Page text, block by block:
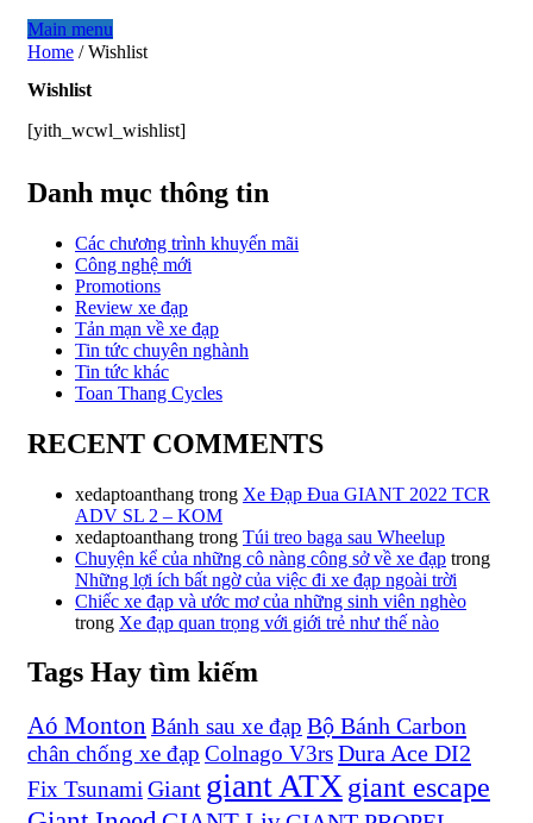
Main menu
Home / Wishlist
Wishlist
[yith_wcwl_wishlist]
Danh mục thông tin
Các chương trình khuyến mãi
Công nghệ mới
Promotions
Review xe đạp
Tản mạn về xe đạp
Tin tức chuyên nghành
Tin tức khác
Toan Thang Cycles
RECENT COMMENTS
xedaptoanthang trong Xe Đạp Đua GIANT 2022 TCR
ADV SL 2 – KOM
xedaptoanthang trong Túi treo baga sau Wheelup
Chuyện kể của những cô nàng công sở về xe đạp trong
Những lợi ích bất ngờ của việc đi xe đạp ngoài trời
Chiếc xe đạp và ước mơ của những sinh viên nghèo
trong Xe đạp quan trọng với giới trẻ như thế nào
Tags Hay tìm kiếm
Aó Monton Bánh sau xe đạp Bộ Bánh Carbon
chân chống xe đạp Colnago V3rsDura Ace DI2
Fix TsunamiGiant giant ATXgiant escape